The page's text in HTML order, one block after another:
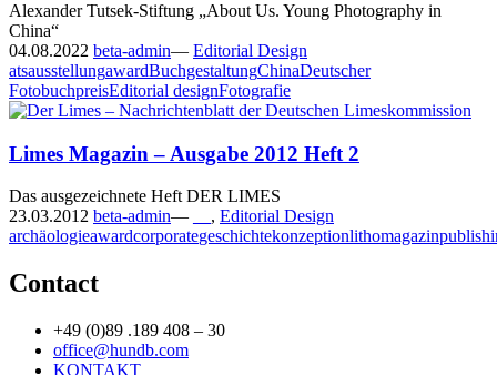
Alexander Tutsek-Stiftung „About Us. Young Photography in
China“
04.08.2022 beta-admin— Editorial Design
atsausstellungawardBuchgestaltungChinaDeutscher
FotobuchpreisEditorial designFotografie
Limes Magazin – Ausgabe 2012 Heft 2
Das ausgezeichnete Heft DER LIMES
23.03.2012 beta-admin— , Editorial Design
archäologieawardcorporategeschichtekonzeptionlithomagazin
Contact
+49 (0)89 .189 408 – 30
office@hundb.com
KONTAKT